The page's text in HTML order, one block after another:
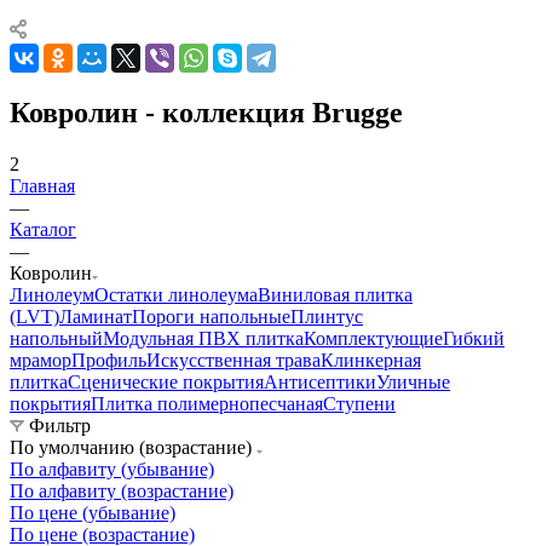
Ковролин - коллекция Brugge
2
Главная
—
Каталог
—
Ковролин
ЛинолеумОстатки линолеумаВиниловая плитка
(LVT)ЛаминатПороги напольныеПлинтус
напольныйМодульная ПВХ плиткаКомплектующиеГибкий
мраморПрофильИскусственная траваКлинкерная
плиткаСценические покрытияАнтисептикиУличные
покрытияПлитка полимернопесчанаяСтупени
Фильтр
По умолчанию (возрастание)
По алфавиту (убывание)
По алфавиту (возрастание)
По цене (убывание)
По цене (возрастание)